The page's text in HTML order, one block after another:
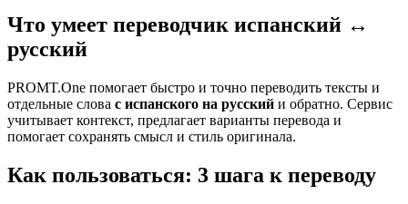
Что умеет переводчик испанский ↔
русский
PROMT.One помогает быстро и точно переводить тексты и
отдельные слова с испанского на русский и обратно. Сервис
учитывает контекст, предлагает варианты перевода и
помогает сохранять смысл и стиль оригинала.
Как пользоваться: 3 шага к переводу